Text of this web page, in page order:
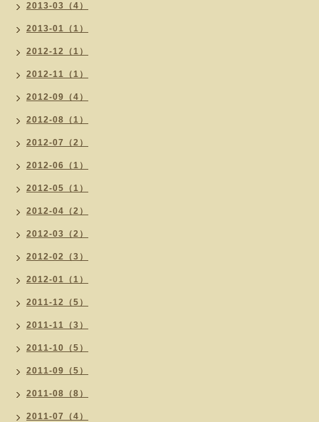
2013-03（4）
2013-01（1）
2012-12（1）
2012-11（1）
2012-09（4）
2012-08（1）
2012-07（2）
2012-06（1）
2012-05（1）
2012-04（2）
2012-03（2）
2012-02（3）
2012-01（1）
2011-12（5）
2011-11（3）
2011-10（5）
2011-09（5）
2011-08（8）
2011-07（4）